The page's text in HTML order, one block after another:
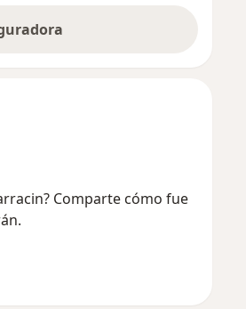
Comparte cómo fue